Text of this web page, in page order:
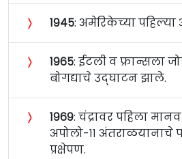
〉 १९४५: अमेरिकेच्या
〉 १९६५: ईटली व फ्रान्सला
बोगद्याचे उद्‍घाटन झाले.
〉 १९६९: चंद्रावर पहिला
अपोलो-११ अंतराळयानाचे
प्रक्षेपण.